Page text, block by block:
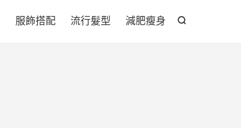

服飾搭配 流行髮型 減肥瘦身